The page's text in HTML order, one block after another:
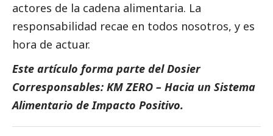
actores de la cadena alimentaria. La
responsabilidad recae en todos nosotros, y es
hora de actuar.
Este artículo forma parte del Dosier
Corresponsables: KM ZERO – Hacia un Sistema
Alimentario de Impacto Positivo.